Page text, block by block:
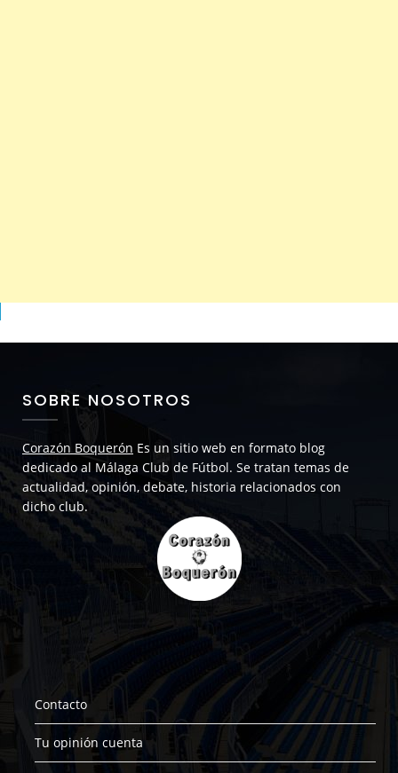
SOBRE NOSOTROS
Corazón Boquerón Es un sitio web en formato blog
dedicado al Málaga Club de Fútbol. Se tratan temas de
actualidad, opinión, debate, historia relacionados con
dicho club.
Contacto
Tu opinión cuenta